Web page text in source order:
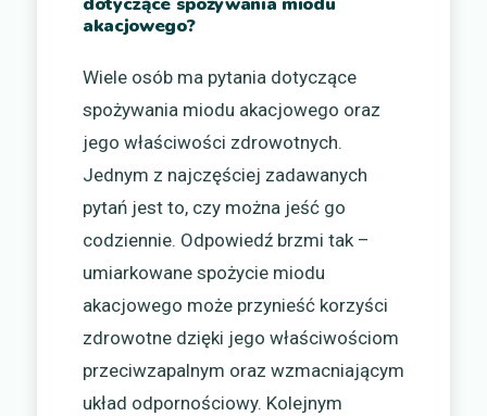
akacjowego?
Wiele osób ma pytania dotyczące
spożywania miodu akacjowego oraz
jego właściwości zdrowotnych.
Jednym z najczęściej zadawanych
pytań jest to, czy można jeść go
codziennie. Odpowiedź brzmi tak –
umiarkowane spożycie miodu
akacjowego może przynieść korzyści
zdrowotne dzięki jego właściwościom
przeciwzapalnym oraz wzmacniającym
układ odpornościowy. Kolejnym